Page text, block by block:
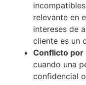
relevante en
intereses de
cliente es un
Conflicto por
cuando una
confidencial